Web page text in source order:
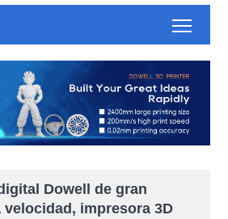
Dowell de gran
impresora 3D